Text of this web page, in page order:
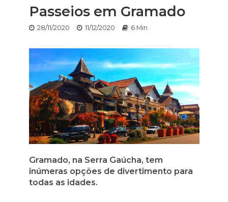
Passeios em Gramado
28/11/2020 11/12/2020 6 Min
Gramado, na Serra Gaúcha, tem
inúmeras opções de divertimento para
todas as idades.